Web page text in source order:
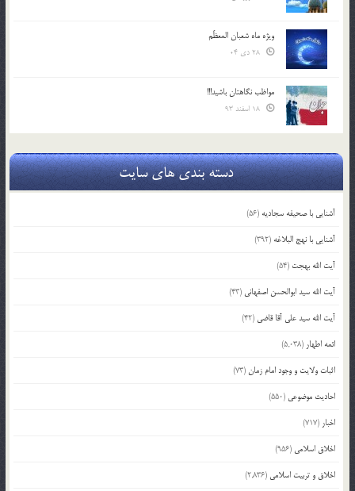
ویژه ماه شعبان المعظّم
مواظب نگاهتان باشید!!!
دسته بندی های سایت
آشنایی با صحیفه سجادیه (56)
آشنایی با نهج البلاغه (392)
آیت الله بهجت (54)
آیت الله سید ابوالحسن اصفهانی (43)
آیت الله سید علی آقا قاضی (42)
ائمه اطهار (5,038)
اثبات ولایت و وجود امام زمان(73)
احادیث موضوعی (550)
اخبار (717)
اخلاق اسلامی (956)
اخلاق و تربیت اسلامی (2,836)